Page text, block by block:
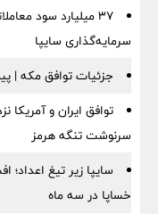
سرمایه‌گذاری سایپا
جزئیات توافق مکه |
توافق ایران و
سرنوشت تنگه هرمز
خساپا در سه ماه